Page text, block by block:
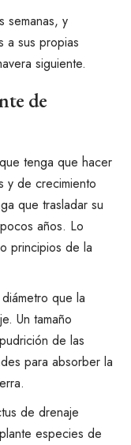
semanas, y
a sus propias
siguiente.
de
tenga que hacer
y de crecimiento
que trasladar su
años. Lo
principios de la
que la
Un tamaño
de las
para absorber la
de drenaje
especies de